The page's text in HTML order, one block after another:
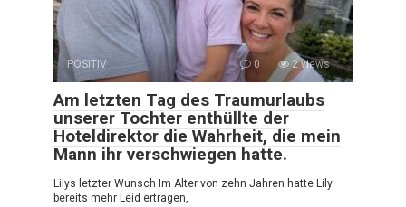
POSITIV 0 2 views
Am letzten Tag des Traumurlaubs
unserer Tochter enthüllte der
Hoteldirektor die Wahrheit, die mein
Mann ihr verschwiegen hatte.
Lilys letzter Wunsch Im Alter von zehn Jahren hatte Lily
bereits mehr Leid ertragen,